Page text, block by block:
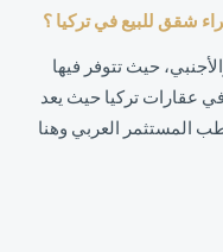
شقق للبيع في تركيا ؟
حيث تتوفر فيها
فرص استثمارية عديدة، أبرزها الاستثمار في عقارات تركيا حيث يعد
المستثمر العربي وهنا